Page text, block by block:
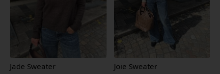
Jade Sweater Joie Sweater